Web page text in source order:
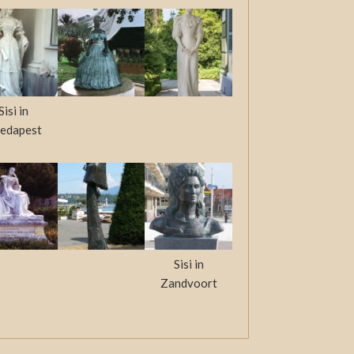
in
Sisi in
Zandvoort